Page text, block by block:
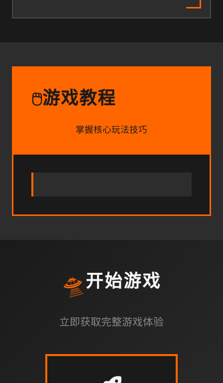
🖱️游戏教程
掌握核心玩法技巧
🛸 开始游戏
立即获取完整游戏体验